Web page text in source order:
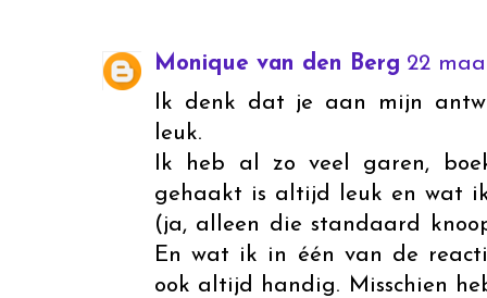
Monique van den Berg 22
Ik denk dat je aan mijn
leuk.
Ik heb al zo veel garen,
gehaakt is altijd leuk en wat
(ja, alleen die standaard
En wat ik in één van de
ook altijd handig. Misschien